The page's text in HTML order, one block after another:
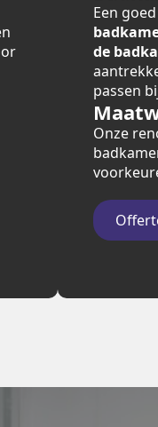
Een
de
passen
Onze